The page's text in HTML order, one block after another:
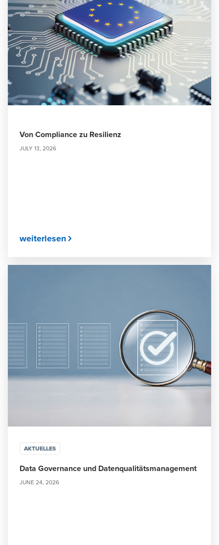
Von Compliance zu Resilienz
JULY 13, 2026
weiterlesen
AKTUELLES
Data Governance und Datenqualitätsmanagement
JUNE 24, 2026